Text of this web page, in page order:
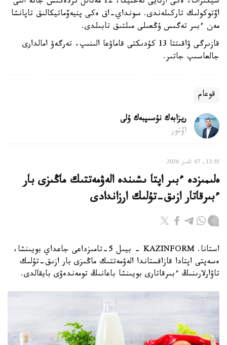
اۆتوكولىك تاركىلەندى. سونداي-اق ەكى پنيەۆماتيكالىق تاپانشا
مەن ءبىر تەگىس ۇڭعىلى مىلتىق تابىلدى.
قازىرگى ۋاقىتتا 13 كۇدىكتى قاماۋعا الىنىپ، تەرگەۋ امالدارى
جالعاسىپ جاتىر.
قوعام
ريزابەك نۇسىپبەك ۇلى
اۆتور
12:55, 07 تامىز 2026
ەلىمىزدە ءبىر اپتا ىشىندە الەۋمەتتىك ماڭىزى بار
ءبىرقاتار ازىق-تۇلىك ارزاندادى
استانا. KAZINFORM - بيىل 5-تامىزداعى جاعداي بويىنشا،
ەسەپتى اپتادا قازاقستاندا الەۋمەتتىك ماڭىزى بار ازىق-تۇلىك
تاۋارلارىنىڭ ءبىرقاتارى بويىنشا باعانىڭ تومەندەۋى بايقالدى.